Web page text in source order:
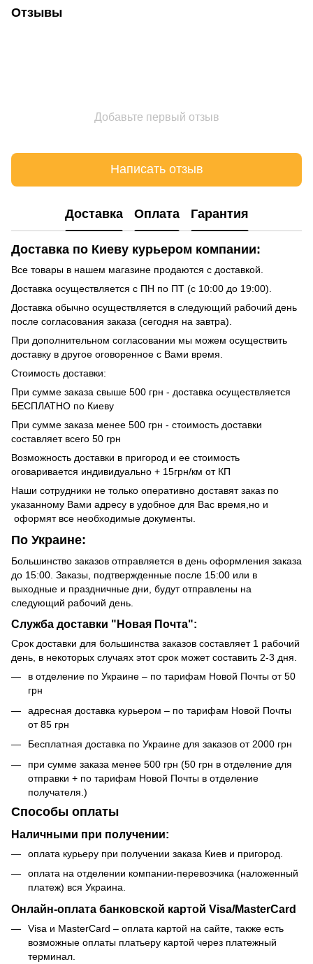
Отзывы
Добавьте первый отзыв
Написать отзыв
Доставка Оплата Гарантия
Доставка по Киеву курьером компании:
Все товары в нашем магазине продаются с доставкой.
Доставка осуществляется с ПН по ПТ (с 10:00 до 19:00).
Доставка обычно осуществляется в следующий рабочий день
после согласования заказа (сегодня на завтра).
При дополнительном согласовании мы можем осуществить
доставку в другое оговоренное с Вами время.
Стоимость доставки:
При сумме заказа свыше 500 грн - доставка осуществляется
БЕСПЛАТНО по Киеву
При сумме заказа менее 500 грн - стоимость доставки
составляет всего 50 грн
Возможность доставки в пригород и ее стоимость
оговаривается индивидуально + 15грн/км от КП
Наши сотрудники не только оперативно доставят заказ по
указанному Вами адресу в удобное для Вас время,но и
оформят все необходимые документы.
По Украине:
Большинство заказов отправляется в день оформления заказа
до 15:00. Заказы, подтвержденные после 15:00 или в
выходные и праздничные дни, будут отправлены на
следующий рабочий день.
Служба доставки "Новая Почта":
Срок доставки для большинства заказов составляет 1 рабочий
день, в некоторых случаях этот срок может составить 2-3 дня.
в отделение по Украине – по тарифам Новой Почты от 50
грн
адресная доставка курьером – по тарифам Новой Почты
от 85 грн
Бесплатная доставка по Украине для заказов от 2000 грн
при сумме заказа менее 500 грн (50 грн в отделение для
отправки + по тарифам Новой Почты в отделение
получателя.)
Способы оплаты
Наличными при получении:
оплата курьеру при получении заказа Киев и пригород.
оплата на отделении компании-перевозчика (наложенный
платеж) вся Украина.
Онлайн-оплата банковской картой Visa/MasterCard
Visa и MasterCard – оплата картой на сайте, также есть
возможные оплаты платьеру картой через платежный
терминал.